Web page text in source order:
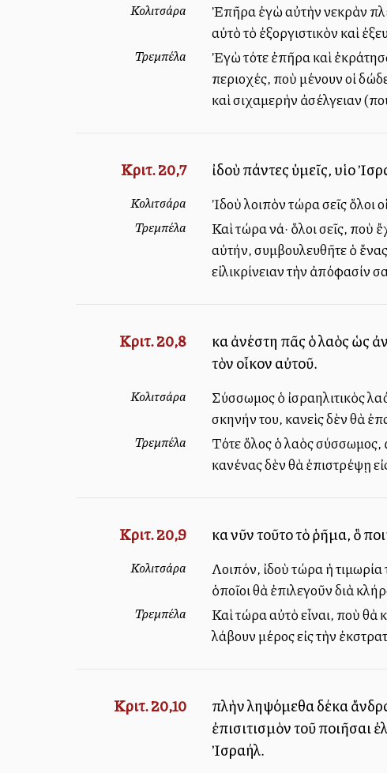
Κολιτσάρα
Ἐπῆρα ἐγὼ αὐτὴν νεκρὰν
αὐτὸ τὸ ἐξοργιστικὸν καὶ
Τρεμπέλα
Ἐγὼ τότε ἐπῆρα καὶ ἐκράτησα
περιοχές, ποὺ μένουν οἱ
καὶ σιχαμερὴν ἀσέλγειαν
Κριτ. 20,7 ἰδοὺ πάντες ὑμεῖς, υἱοὶ
Κολιτσάρα Ἰδοὺ λοιπὸν τώρα σεῖς ὅλοι
Τρεμπέλα
Καὶ τώρα νά· ὅλοι σεῖς, ποὺ
αὐτήν, συμβουλευθῆτε ὁ
εἰλικρίνειαν τὴν ἀπόφασίν
Κριτ. 20,8
καὶ ἀνέστη πᾶς ὁ λαὸς ὡς
τὸν οἶκον αὐτοῦ.
Κολιτσάρα
Σύσσωμος ὁ ἰσραηλιτικὸς
σκηνήν του, κανεὶς δὲν θὰ
Τρεμπέλα
Τότε ὅλος ὁ λαὸς σύσσωμος,
κανένας δὲν θὰ ἐπιστρέψῃ
Κριτ. 20,9 καὶ νῦν τοῦτο τὸ ῥῆμα, ὃ
Κολιτσάρα
Λοιπόν, ἰδοὺ τώρα ἡ τιμωρία
ὁποῖοι θὰ ἐπιλεγοῦν διὰ
Τρεμπέλα
Καὶ τώρα αὐτὸ εἶναι, ποὺ
λάβουν μέρος εἰς τὴν
Κριτ. 20,10
πλὴν ληψόμεθα δέκα
ἐπισιτισμὸν τοῦ ποιῆσαι
Ἰσραήλ.